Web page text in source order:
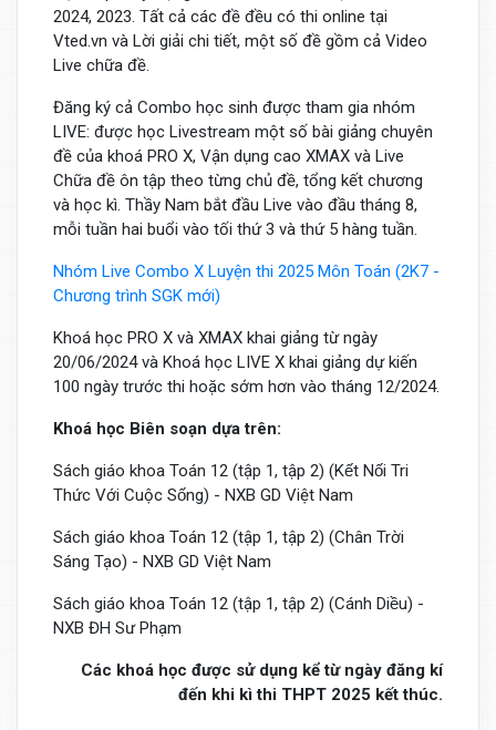
2024, 2023. Tất cả các đề đều có thi online tại
Vted.vn và Lời giải chi tiết, một số đề gồm cả Video
Live chữa đề.
Đăng ký cả Combo học sinh được tham gia nhóm
LIVE: được học Livestream một số bài giảng chuyên
đề của khoá PRO X, Vận dụng cao XMAX và Live
Chữa đề ôn tập theo từng chủ đề, tổng kết chương
và học kì. Thầy Nam bắt đầu Live vào đầu tháng 8,
mỗi tuần hai buổi vào tối thứ 3 và thứ 5 hàng tuần.
Nhóm Live Combo X Luyện thi 2025 Môn Toán (2K7 -
Chương trình SGK mới)
Khoá học PRO X và XMAX khai giảng từ ngày
20/06/2024 và Khoá học LIVE X khai giảng dự kiến
100 ngày trước thi hoặc sớm hơn vào tháng 12/2024.
Khoá học Biên soạn dựa trên:
Sách giáo khoa Toán 12 (tập 1, tập 2) (Kết Nối Tri
Thức Với Cuộc Sống) - NXB GD Việt Nam
Sách giáo khoa Toán 12 (tập 1, tập 2) (Chân Trời
Sáng Tạo) - NXB GD Việt Nam
Sách giáo khoa Toán 12 (tập 1, tập 2) (Cánh Diều) -
NXB ĐH Sư Phạm
Các khoá học được sử dụng kể từ ngày đăng kí
đến khi kì thi THPT 2025 kết thúc.